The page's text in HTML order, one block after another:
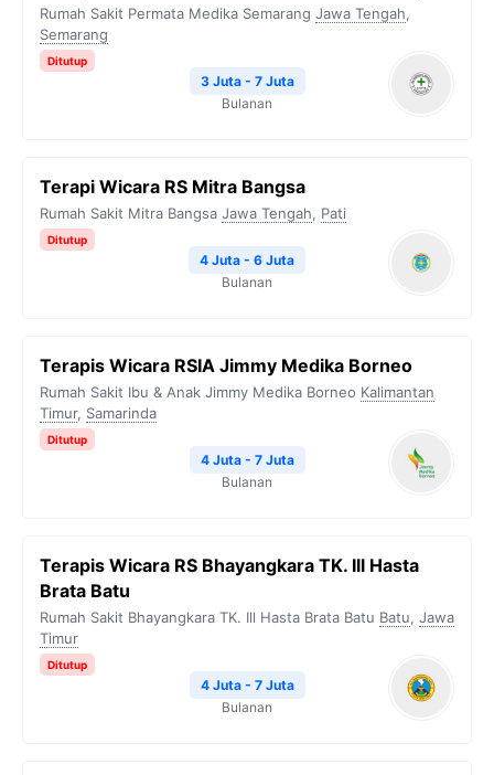
Rumah Sakit Permata Medika Semarang Jawa Tengah,
Semarang
Ditutup
3 Juta - 7 Juta
Bulanan
Terapi Wicara RS Mitra Bangsa
Rumah Sakit Mitra Bangsa Jawa Tengah, Pati
Ditutup
4 Juta - 6 Juta
Bulanan
Terapis Wicara RSIA Jimmy Medika Borneo
Rumah Sakit Ibu & Anak Jimmy Medika Borneo Kalimantan
Timur, Samarinda
Ditutup
4 Juta - 7 Juta
Bulanan
Terapis Wicara RS Bhayangkara TK. Ill Hasta
Brata Batu
Rumah Sakit Bhayangkara TK. Ill Hasta Brata Batu Batu, Jawa
Timur
Ditutup
4 Juta - 7 Juta
Bulanan